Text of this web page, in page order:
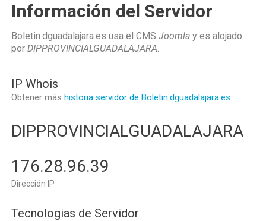
Información del Servidor
Boletin.dguadalajara.es usa el CMS Joomla y es alojado
por DIPPROVINCIALGUADALAJARA.
IP Whois
Obtener más historia servidor de Boletin.dguadalajara.es
DIPPROVINCIALGUADALAJARA
176.28.96.39
Dirección IP
Tecnologias de Servidor